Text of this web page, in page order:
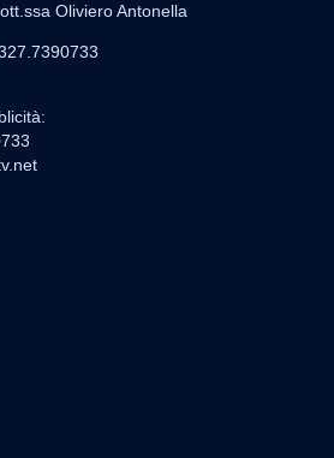
Oliviero Antonella